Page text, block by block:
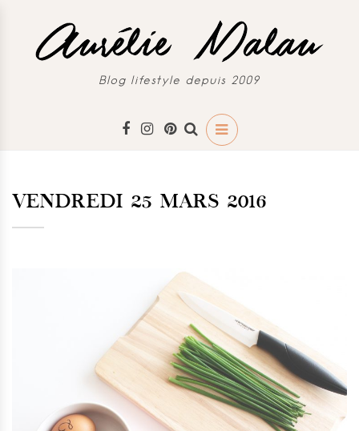
Blog lifestyle depuis 2009
VENDREDI 25 MARS 2016